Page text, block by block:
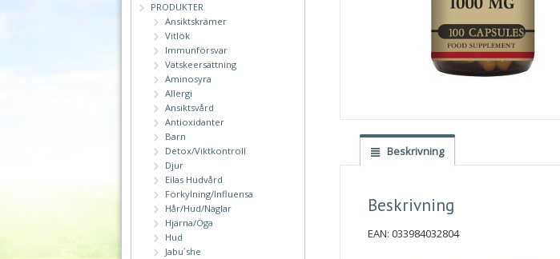
Beskrivning
Beskrivning
EAN: 033984032804
PRODUKTER
Ansiktskrämer
Vitlök
Immunförsvar
Vätskeersättning
Aminosyra
Allergi
Ansiktsvård
Antioxidanter
Barn
Detox/Viktkontroll
Djur
Eilas Hudvård
Förkylning/Influensa
Hår/Hud/Naglar
Hjärna/Öga
Hud
Jabu´she